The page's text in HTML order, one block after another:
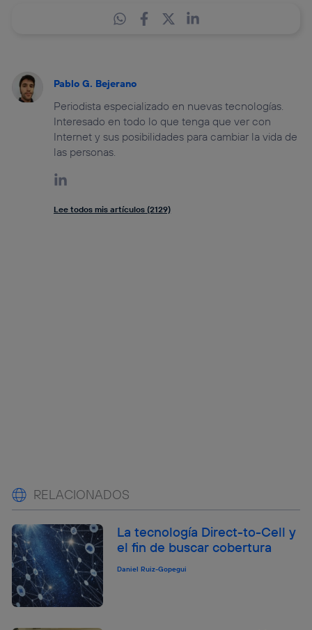
Pablo G. Bejerano
Periodista especializado en nuevas tecnologías.
Interesado en todo lo que tenga que ver con
Internet y sus posibilidades para cambiar la vida de
las personas.
Lee todos mis artículos (2129)
RELACIONADOS
La tecnología Direct-to-Cell y
el fin de buscar cobertura
Daniel Ruiz-Gopegui